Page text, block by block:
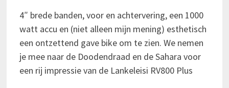
4″ brede banden, voor en achtervering, een 1000
watt accu en (niet alleen mijn mening) esthetisch
een ontzettend gave bike om te zien. We nemen
je mee naar de Doodendraad en de Sahara voor
een rij impressie van de Lankeleisi RV800 Plus